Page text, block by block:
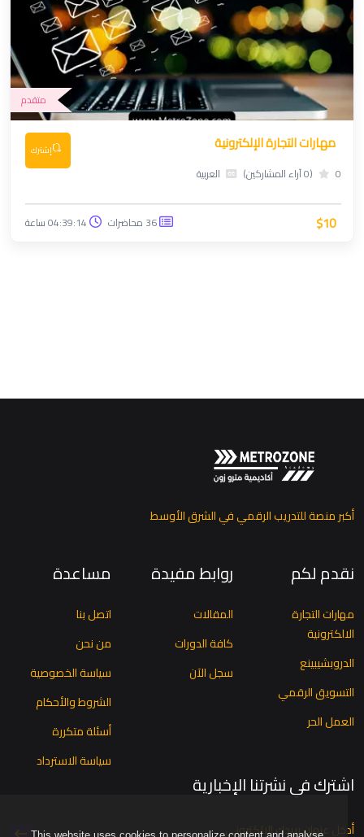
متقدم
مهارات التجارة الإلكترونية إشترك
0 (0 آراء المشاركين) العربية
$10
أكبر منصة للتدريب الرقمي في الشرق الأوسط
نقدم لكم
مهارات التجارة
الالكترونية
الدروبشيبينع
التسويق الرقمي
العمل الحر
روابط مفيدة
المقالات
كافة الدورات
سجل الآن
مساعدة
اتصل بنا
من نحن
سياسة الخصوصية
الشروط والأحكام
أسئلة متكررة
سياسة الاسترداد
اشترك في نشرتنا الإخبارية